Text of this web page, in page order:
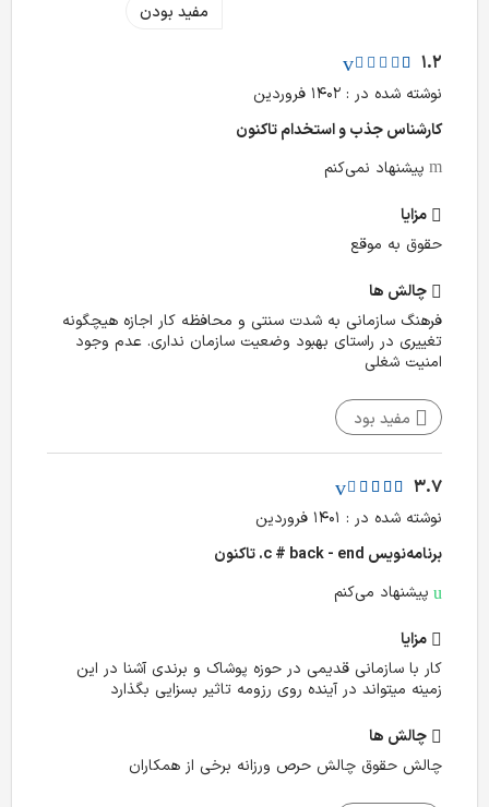
مفید بودن
1.2
نوشته شده در : ۱۴۰۲ فروردین
کارشناس جذب و استخدام تا‌کنون
پیشنهاد نمی‌کنم
مزایا
حقوق به موقع
چالش‌ ها
فرهنگ سازمانی به شدت سنتی و محافظه کار اجازه هیچگونه
تغییری در راستای بهبود وضعیت سازمان نداری. عدم وجود
امنیت شغلی
مفید بود
3.7
نوشته شده در : ۱۴۰۱ فروردین
برنامه‌نویس c # back - end. تا‌کنون
پیشنهاد می‌کنم
مزایا
کار با سازمانی قدیمی در حوزه پوشاک و برندی آشنا در این
زمینه میتواند در آینده روی رزومه تاثیر بسزایی بگذارد
چالش‌ ها
چالش حقوق چالش حرص ورزانه برخی از همکاران